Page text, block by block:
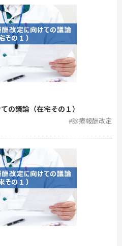
の議論（在宅その１）
#診療報酬改定